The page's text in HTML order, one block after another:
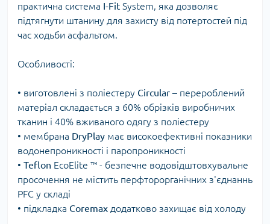
практична система I-Fit System, яка дозволяє
підтягнути штанину для захисту від потертостей під
час ходьби асфальтом.
Особливості:
• виготовлені з поліестеру Circular – перероблений
матеріал складається з 60% обрізків виробничих
тканин і 40% вживаного одягу з поліестеру
• мембрана DryPlay має високоефективні показники
водонепроникності і паропроникності
• Teflon EcoElite ™ - безпечне водовідштовхувальне
просочення не містить перфторорганічних з'єднаннь
PFC у складі
• підкладка Coremax додатково захищає від холоду